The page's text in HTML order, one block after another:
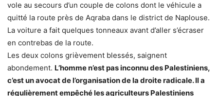
vole au secours d’un couple de colons dont le véhicule a
quitté la route près de Aqraba dans le district de Naplouse.
La voiture a fait quelques tonneaux avant d’aller s’écraser
en contrebas de la route.
Les deux colons grièvement blessés, saignent
abondement. L’homme n’est pas inconnu des Palestiniens,
c’est un avocat de l’organisation de la droite radicale. Il a
régulièrement empêché les agriculteurs Palestiniens